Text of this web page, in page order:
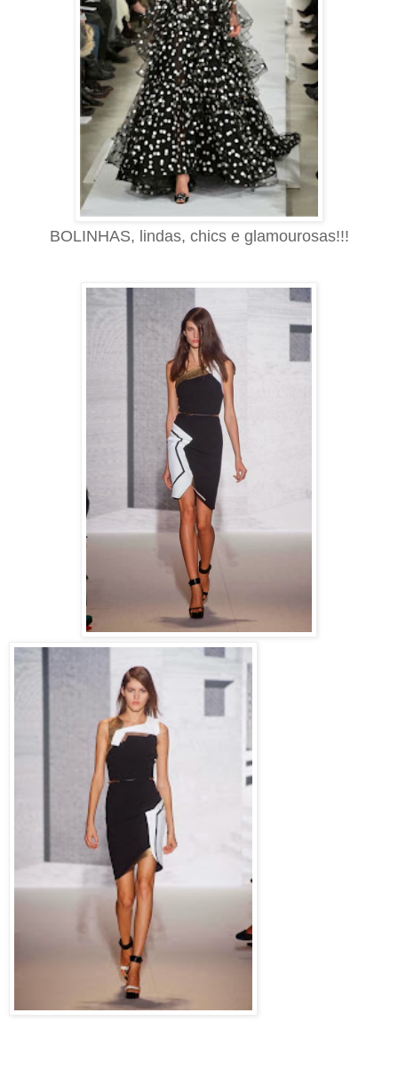
BOLINHAS, lindas, chics e glamourosas!!!